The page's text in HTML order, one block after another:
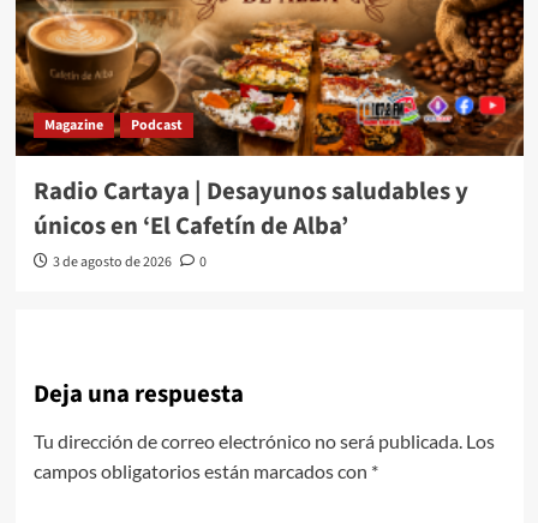
Magazine Podcast
Radio Cartaya | Desayunos saludables y
únicos en ‘El Cafetín de Alba’
3 de agosto de 2026 0
Deja una respuesta
Tu dirección de correo electrónico no será publicada. Los
campos obligatorios están marcados con *